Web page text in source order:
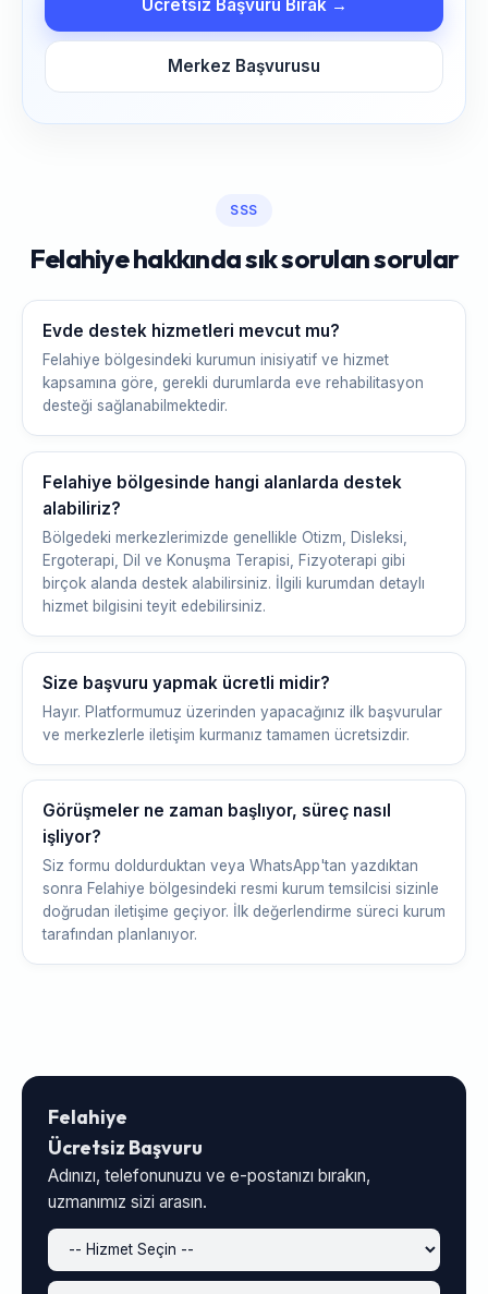
Ücretsiz Başvuru Bırak →
Merkez Başvurusu
SSS
Felahiye hakkında sık sorulan sorular
Evde destek hizmetleri mevcut mu?
Felahiye bölgesindeki kurumun inisiyatif ve hizmet
kapsamına göre, gerekli durumlarda eve rehabilitasyon
desteği sağlanabilmektedir.
Felahiye bölgesinde hangi alanlarda destek
alabiliriz?
Bölgedeki merkezlerimizde genellikle Otizm, Disleksi,
Ergoterapi, Dil ve Konuşma Terapisi, Fizyoterapi gibi
birçok alanda destek alabilirsiniz. İlgili kurumdan detaylı
hizmet bilgisini teyit edebilirsiniz.
Size başvuru yapmak ücretli midir?
Hayır. Platformumuz üzerinden yapacağınız ilk başvurular
ve merkezlerle iletişim kurmanız tamamen ücretsizdir.
Görüşmeler ne zaman başlıyor, süreç nasıl
işliyor?
Siz formu doldurduktan veya WhatsApp'tan yazdıktan
sonra Felahiye bölgesindeki resmi kurum temsilcisi sizinle
doğrudan iletişime geçiyor. İlk değerlendirme süreci kurum
tarafından planlanıyor.
Felahiye
Ücretsiz Başvuru
Adınızı, telefonunuzu ve e-postanızı bırakın,
uzmanımız sizi arasın.